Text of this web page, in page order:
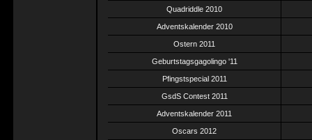
Quadriddle 2010
Adventskalender 2010
Ostern 2011
Geburtstagsgagolingo '11
Pfingstspecial 2011
GsdS Contest 2011
Adventskalender 2011
Oscars 2012